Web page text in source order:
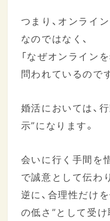
つまり、オンライ
なのではなく、
「なぜオンライン
問われているのです
婚活においては、
示”になります。
会いに行く手間を
で誠意として伝わ
逆に、合理性だけ
の低さ”として受け